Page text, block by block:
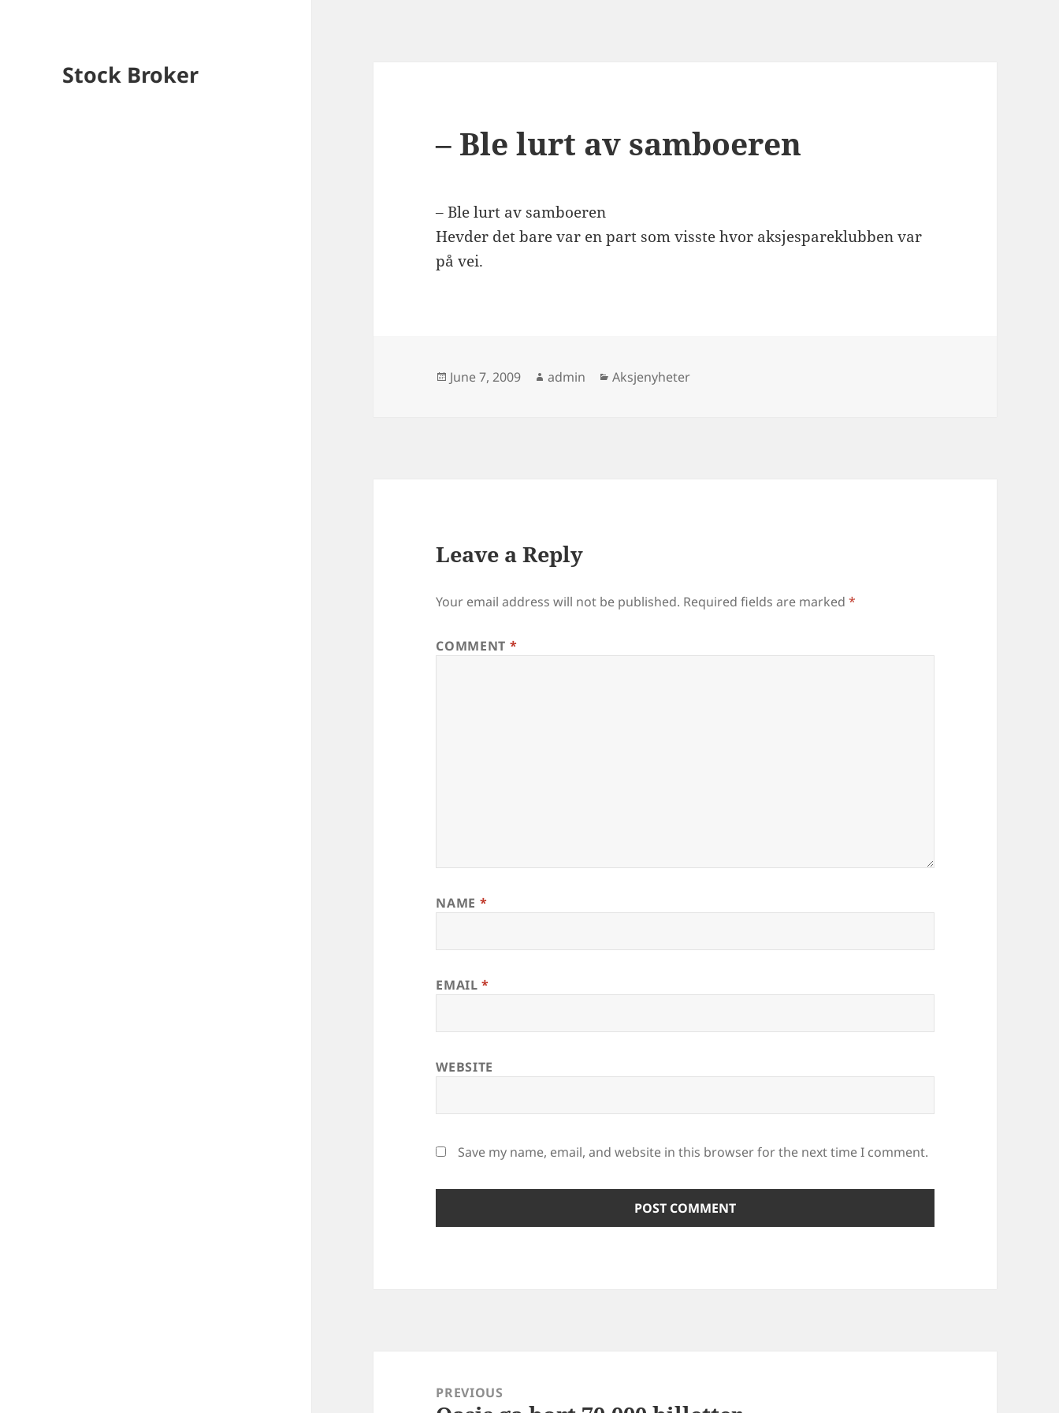
Stock Broker
– Ble lurt av samboeren
– Ble lurt av samboeren
Hevder det bare var en part som visste hvor aksjespareklubben var
på vei.
Posted
June 7, 2009 Author
admin Categories
Aksjenyheter
Leave a Reply
Your email address will not be published. Required fields are marked*
COMMENT *
NAME *
EMAIL*
WEBSITE
Save my name, email, and website in this browser for the next time I comment.
navigationPREVIOUS